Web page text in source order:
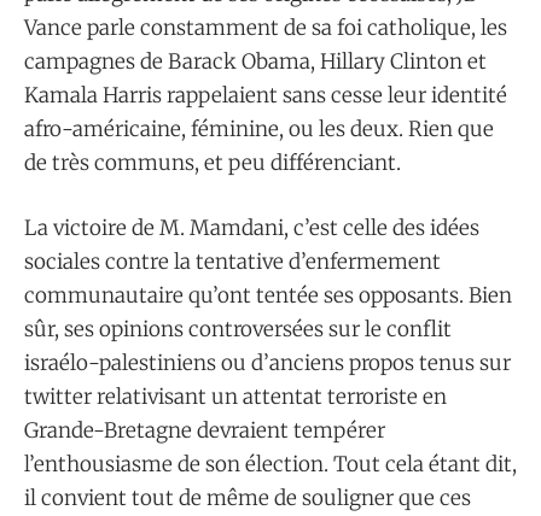
Vance parle constamment de sa foi catholique, les
campagnes de Barack Obama, Hillary Clinton et
Kamala Harris rappelaient sans cesse leur identité
afro-américaine, féminine, ou les deux. Rien que
de très communs, et peu différenciant.
La victoire de M. Mamdani, c’est celle des idées
sociales contre la tentative d’enfermement
communautaire qu’ont tentée ses opposants. Bien
sûr, ses opinions controversées sur le conflit
israélo-palestiniens ou d’anciens propos tenus sur
twitter relativisant un attentat terroriste en
Grande-Bretagne devraient tempérer
l’enthousiasme de son élection. Tout cela étant dit,
il convient tout de même de souligner que ces